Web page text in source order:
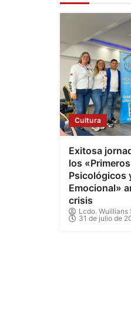
Cultura
Exitosa
los
Psicológicos
Emocional»
crisis
Lcdo. Wuillians
31 de julio de